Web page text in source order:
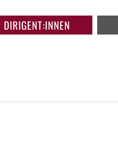
DIRIGENT:INNEN